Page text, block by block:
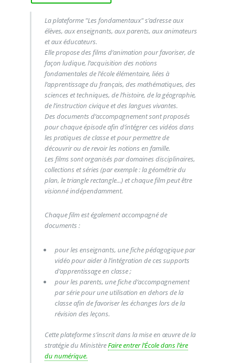
La plateforme "Les fondamentaux" s’adresse aux
élèves, aux enseignants, aux parents, aux animateurs
et aux éducateurs.
Elle propose des films d’animation pour favoriser, de
façon ludique, l’acquisition des notions
fondamentales de l’école élémentaire, liées à
l’apprentissage du français, des mathématiques, des
sciences et techniques, de l’histoire, de la géographie,
de l’instruction civique et des langues vivantes.
Des documents d’accompagnement sont proposés
pour chaque épisode afin d’intégrer ces vidéos dans
les pratiques de classe et pour permettre de
découvrir ou de revoir les notions en famille.
Les films sont organisés par domaines disciplinaires,
collections et séries (par exemple : la géométrie du
plan, le triangle rectangle...) et chaque film peut être
visionné indépendamment.
Chaque film est également accompagné de
documents :
pour les enseignants, une fiche pédagogique par
vidéo pour aider à l’intégration de ces supports
d’apprentissage en classe ;
pour les parents, une fiche d’accompagnement
par série pour une utilisation en dehors de la
classe afin de favoriser les échanges lors de la
révision des leçons.
Cette plateforme s’inscrit dans la mise en œuvre de la
stratégie du MinistèreFaire entrer l’École dans l’ère
du numérique.